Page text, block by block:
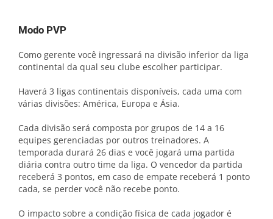
Modo PVP
Como gerente você ingressará na divisão inferior da liga
continental da qual seu clube escolher participar.
Haverá 3 ligas continentais disponíveis, cada uma com
várias divisões: América, Europa e Ásia.
Cada divisão será composta por grupos de 14 a 16
equipes gerenciadas por outros treinadores. A
temporada durará 26 dias e você jogará uma partida
diária contra outro time da liga. O vencedor da partida
receberá 3 pontos, em caso de empate receberá 1 ponto
cada, se perder você não recebe ponto.
O impacto sobre a condição física de cada jogador é